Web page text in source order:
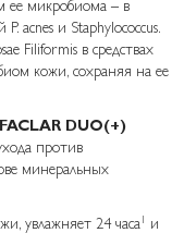
ее микробиома – в
acnes и Staphylococcus.
Filiformis в средствах
кожи, сохраняя на ее
DUO(+)
против
минеральных
увлажняет 24 часа 1
и